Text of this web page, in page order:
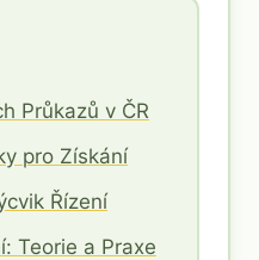
Průkazů v ČR
pro Získání
Řízení
Teorie a Praxe